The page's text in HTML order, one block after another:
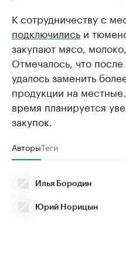
К сотрудничеству с
подключились и
закупают мясо,
Отмечалось, что
удалось заменить
продукции на
время планируется
закупок.
АвторыТеги
Илья Бородин
Юрий Норицын